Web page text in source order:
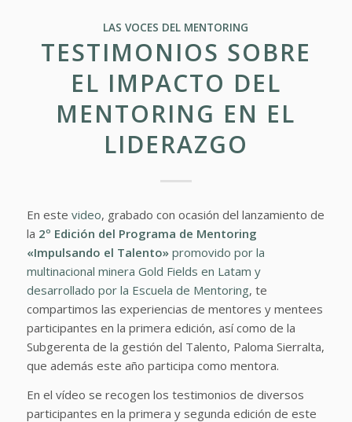
LAS VOCES DEL MENTORING
TESTIMONIOS SOBRE
EL IMPACTO DEL
MENTORING EN EL
LIDERAZGO
En este video, grabado con ocasión del lanzamiento de
la 2º Edición del Programa de Mentoring
«Impulsando el Talento»promovido por la
multinacional minera Gold Fields en Latam y
desarrollado por la Escuela de Mentoring, te
compartimos las experiencias de mentores y mentees
participantes en la primera edición, así como de la
Subgerenta de la gestión del Talento, Paloma Sierralta,
que además este año participa como mentora.
En el vídeo se recogen los testimonios de diversos
participantes en la primera y segunda edición de este